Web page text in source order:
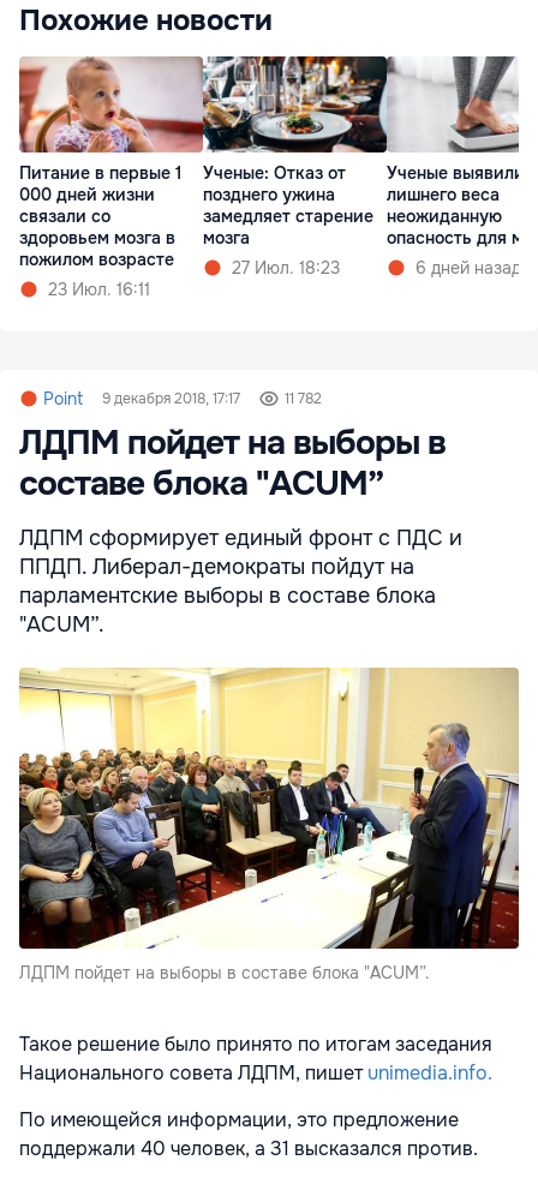
Похожие новости
Питание в первые 1
000 дней жизни
связали со
здоровьем мозга в
пожилом возрасте
23 Июл. 16:11
Ученые: Отказ от
позднего ужина
замедляет старение
мозга
27 Июл. 18:23
Ученые выявили у
лишнего веса
неожиданную
опасность для
6 дней назад
Point 9 декабря 2018, 17:17 11 782
ЛДПМ пойдет на выборы в
составе блока "ACUM”
ЛДПМ сформирует единый фронт с ПДС и
ППДП. Либерал-демократы пойдут на
парламентские выборы в составе блока
"ACUM”.
ЛДПМ пойдет на выборы в составе блока "ACUM”.
Такое решение было принято по итогам заседания
Национального совета ЛДПМ, пишетunimedia.info.
По имеющейся информации, это предложение
поддержали 40 человек, а 31 высказался против.